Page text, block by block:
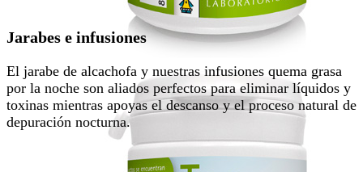
Jarabes e infusiones
El jarabe de alcachofa y nuestras infusiones quema grasa
por la noche son aliados perfectos para eliminar líquidos y
toxinas mientras apoyas el descanso y el proceso natural de
depuración nocturna.